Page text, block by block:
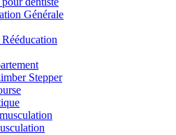
Générale
Stepper